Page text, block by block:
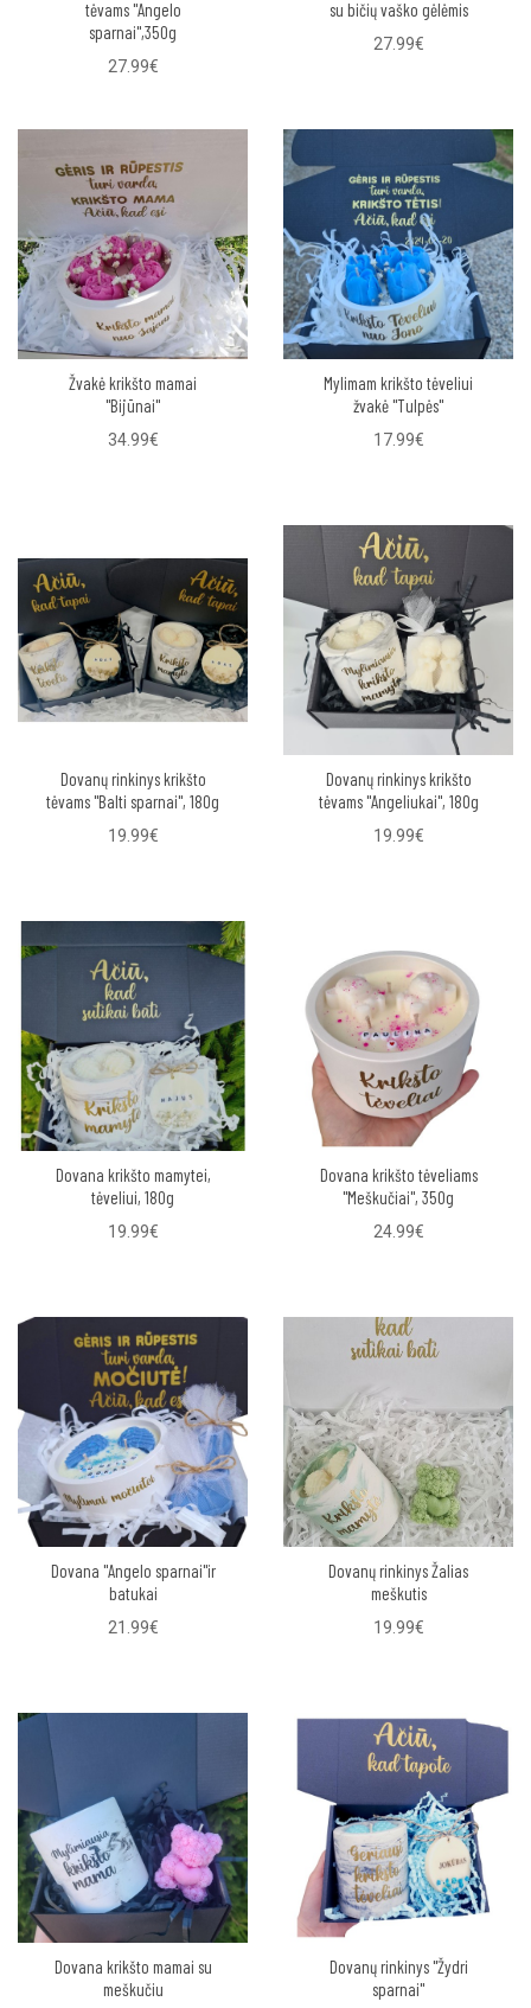
tėvams "Angelo
sparnai",350g
27.99€
su bičių vaško gėlėmis
27.99€
Žvakė krikšto mamai
"Bijūnai"
34.99€
Mylimam krikšto tėveliui
žvakė "Tulpės"
17.99€
Dovanų rinkinys krikšto
tėvams "Balti sparnai", 180g
19.99€
Dovanų rinkinys krikšto
tėvams "Angeliukai", 180g
19.99€
Dovana krikšto mamytei,
tėveliui, 180g
19.99€
Dovana krikšto tėveliams
"Meškučiai", 350g
24.99€
Dovana "Angelo sparnai"ir
batukai
21.99€
Dovanų rinkinys Žalias
meškutis
19.99€
Dovana krikšto mamai su
meškučiu
Dovanų rinkinys "Žydri
sparnai"